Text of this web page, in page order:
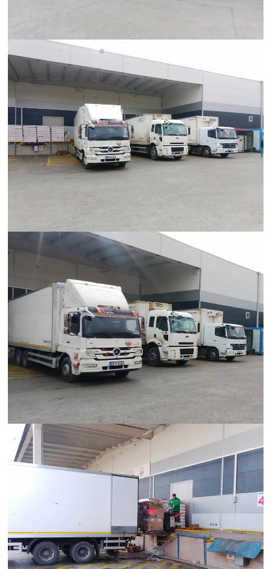
Hümanak Grup Lojistik
Hümanak Grup Lojistik
Hümanak Grup Lojistik